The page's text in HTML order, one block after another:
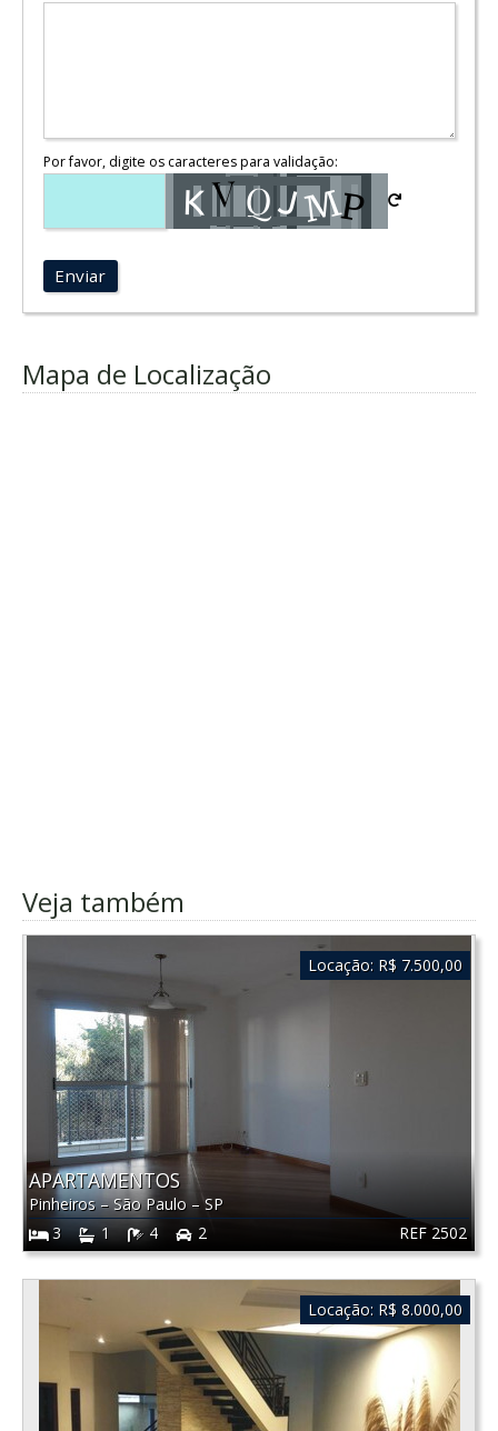
Por favor, digite os caracteres para validação:
Enviar
Mapa de Localização
Veja também
REF 2502
APARTAMENTOS
Pinheiros–São Paulo –SP
3
1 4 2
Locação: R$ 7.500,00
Locação: R$ 8.000,00